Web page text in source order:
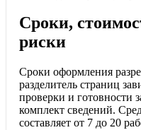
Сроки,
риски
Сроки оформления
разделитель страниц
проверки и готовности
комплект сведений.
составляет от 7 до 20